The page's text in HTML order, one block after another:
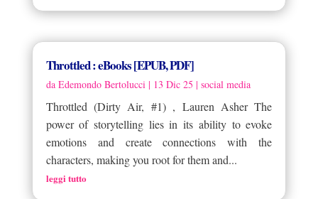
Throttled : eBooks [EPUB, PDF]
da Edemondo Bertolucci | 13 Dic 25 | social media
Throttled (Dirty Air, #1) , Lauren Asher The
power of storytelling lies in its ability to evoke
emotions and create connections with the
characters, making you root for them and...
leggi tutto